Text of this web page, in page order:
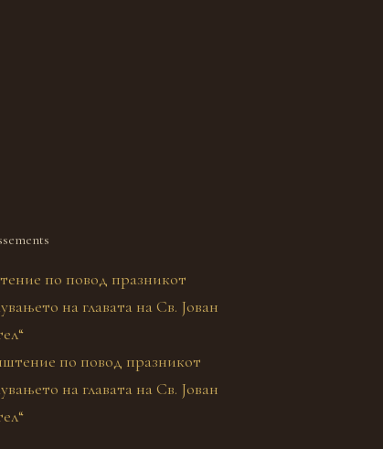
Krtchin – Deux lits
à deux lits, parfait pour un couple, avec salle de bain
по повод празникот
на главата на Св. Јован